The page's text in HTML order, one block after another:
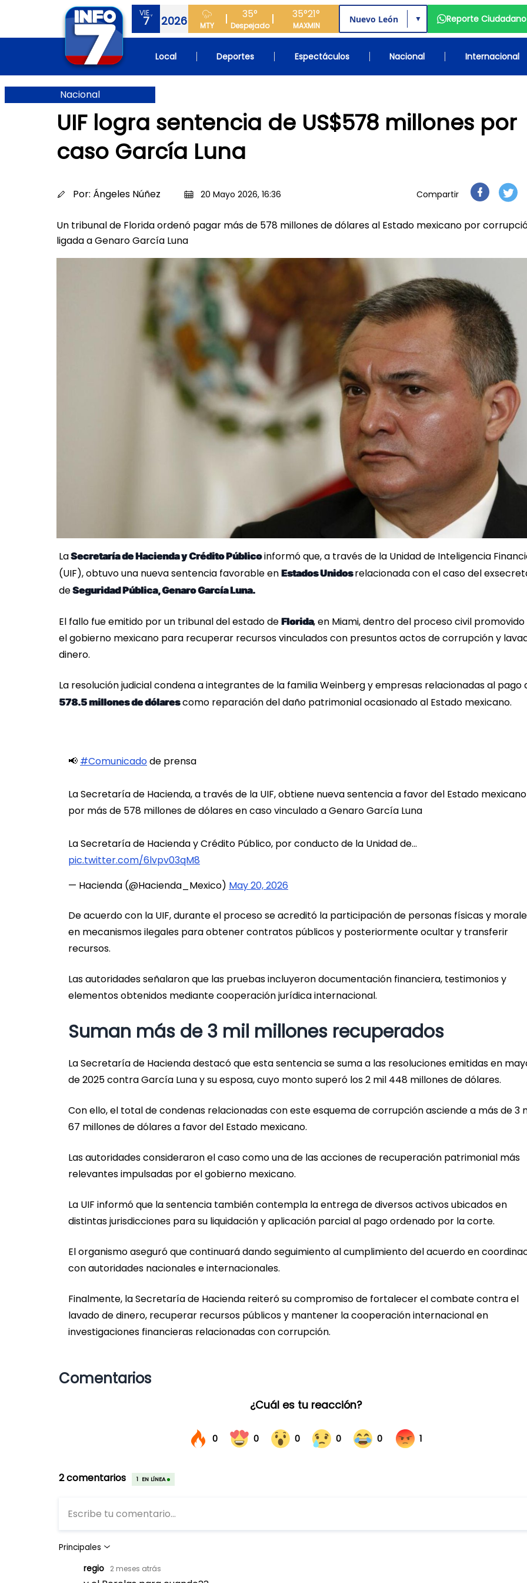
VIE.,
7 2026 MTY
35°
Despejado
35°
MAX
21°
MIN
▼ Reporte Ciudadano
Local Deportes Espectáculos Nacional Internacional
Nacional
UIF logra sentencia de US$578 millones por
caso García Luna
Por: Ángeles Núñez 20 Mayo 2026, 16:36 Compartir
Un tribunal de Florida ordenó pagar más de 578 millones de dólares al Estado mexicano por
ligada a Genaro García Luna
LaSecretaría de Hacienda y Crédito Públicoinformó que, a través de la Unidad de Inteligencia
(UIF), obtuvo una nueva sentencia favorable en Estados Unidosrelacionada con el caso del
deSeguridad Pública, Genaro García Luna.
El fallo fue emitido por un tribunal del estado de Florida, en Miami, dentro del proceso civil
el gobierno mexicano para recuperar recursos vinculados con presuntos actos de corrupción y
dinero.
La resolución judicial condena a integrantes de la familia Weinberg y empresas relacionadas al pago
578.5 millones de dólarescomo reparación del daño patrimonial ocasionado al Estado mexicano.
📢 #Comunicadode prensa
La Secretaría de Hacienda, a través de la UIF, obtiene nueva sentencia a favor del Estado mexicano
por más de 578 millones de dólares en caso vinculado a Genaro García Luna
La Secretaría de Hacienda y Crédito Público, por conducto de la Unidad de…
pic.twitter.com/6lvpv03qM8
— Hacienda (@Hacienda_Mexico) May 20, 2026
De acuerdo con la UIF, durante el proceso se acreditó la participación de personas físicas y
en mecanismos ilegales para obtener contratos públicos y posteriormente ocultar y transferir
recursos.
Las autoridades señalaron que las pruebas incluyeron documentación financiera, testimonios y
elementos obtenidos mediante cooperación jurídica internacional.
Suman más de 3 mil millones recuperados
La Secretaría de Hacienda destacó que esta sentencia se suma a las resoluciones emitidas en
de 2025 contra García Luna y su esposa, cuyo monto superó los 2 mil 448 millones de dólares.
Con ello, el total de condenas relacionadas con este esquema de corrupción asciende a más de 3
67 millones de dólares a favor del Estado mexicano.
Las autoridades consideraron el caso como una de las acciones de recuperación patrimonial más
relevantes impulsadas por el gobierno mexicano.
La UIF informó que la sentencia también contempla la entrega de diversos activos ubicados en
distintas jurisdicciones para su liquidación y aplicación parcial al pago ordenado por la corte.
El organismo aseguró que continuará dando seguimiento al cumplimiento del acuerdo en
con autoridades nacionales e internacionales.
Finalmente, la Secretaría de Hacienda reiteró su compromiso de fortalecer el combate contra el
lavado de dinero, recuperar recursos públicos y mantener la cooperación internacional en
investigaciones financieras relacionadas con corrupción.
Comentarios